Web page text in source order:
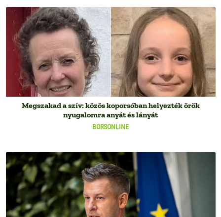
BORSONLINE
Megszakad a szív: közös koporsóban helyezték örök
nyugalomra anyát és lányát